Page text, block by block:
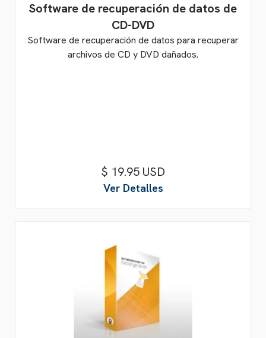
Software de recuperación de datos de
CD-DVD
Software de recuperación de datos para recuperar
archivos de CD y DVD dañados.
$ 19.95 USD
Ver Detalles